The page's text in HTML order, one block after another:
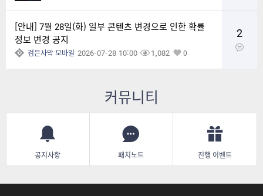
2
[안내] 7월 28일(화) 일부 콘텐츠 변경으로 인한 확률
정보 변경 공지
검은사막 모바일 2026-07-28 10:00 1,082 0
커뮤니티
공지사항 패치노트 진행 이벤트